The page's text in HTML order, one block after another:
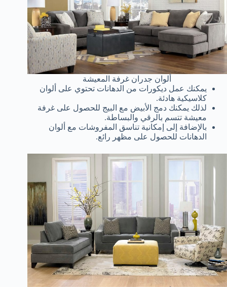
ألوان جدران غرفة المعيشة
يمكنك عمل ديكورات من الدهانات تحتوي على ألوان
كلاسيكية هادئة.
لذلك يمكنك دمج الأبيض مع البيج للحصول على غرفة
معيشة تتسم بالرقي والبساطة.
بالإضافة إلى إمكانية تناسق المفروشات مع ألوان
الدهانات للحصول على مظهر رائع.